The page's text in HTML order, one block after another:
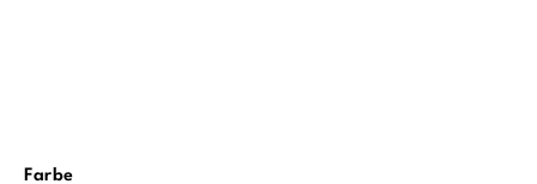
Farbeauswählen